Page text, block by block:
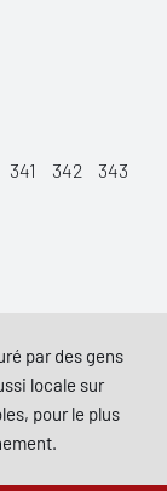
341 342
343
par des gens
locale sur
pour le plus